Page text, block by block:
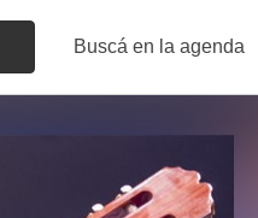
Buscá en la agenda